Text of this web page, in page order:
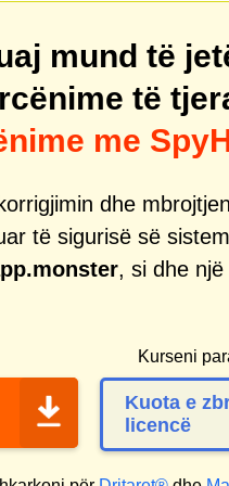
mund të
të
me
dhe
të sigurisë së
, si dhe
Kurseni
Kuota e
licencë